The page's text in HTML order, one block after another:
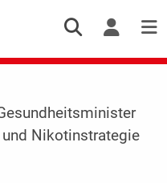
Nikotinstrategie